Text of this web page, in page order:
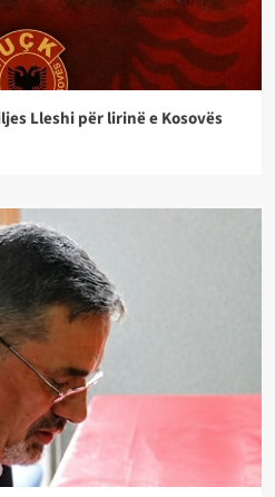
Lleshi për lirinë e Kosovës